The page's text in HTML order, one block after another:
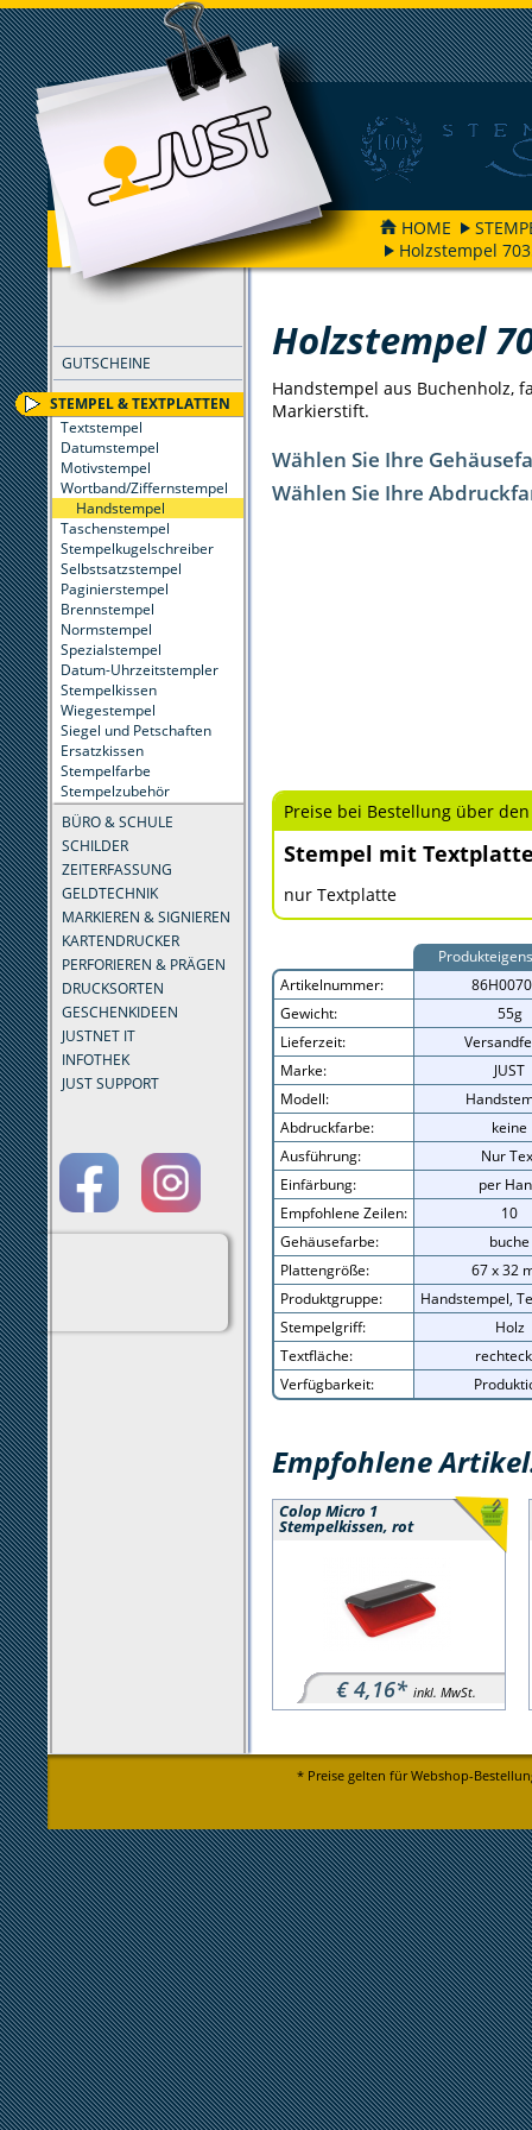
HOME
Holzstempel
GUTSCHEINE
STEMPEL & TEXTPLATTEN
Textstempel
Datumstempel
Motivstempel
Wortband/Ziffernstempel
Handstempel
Taschenstempel
Stempelkugelschreiber
Selbstsatzstempel
Paginierstempel
Brennstempel
Normstempel
Spezialstempel
Datum-Uhrzeitstempler
Stempelkissen
Wiegestempel
Siegel und Petschaften
Ersatzkissen
Stempelfarbe
Stempelzubehör
BÜRO & SCHULE
SCHILDER
ZEITERFASSUNG
GELDTECHNIK
MARKIEREN & SIGNIEREN
KARTENDRUCKER
PERFORIEREN & PRÄGEN
DRUCKSORTEN
GESCHENKIDEEN
JUSTNET IT
INFOTHEK
JUST SUPPORT
FILTER
Holzstempel
Handstempel aus Buchenholz,
Markierstift.
Wählen Sie Ihre
Wählen Sie Ihre
Preise bei Bestellung über
Stempel mit
nur Textplatte
Artikelnummer:
Gewicht:
55g
Lieferzeit:
Marke:
JUST
Modell:
Abdruckfarbe:
keine
Ausführung:
Nur
Einfärbung:
per
Empfohlene Zeilen:
10
Gehäusefarbe:
buche
Plattengröße:
67 x 32
Produktgruppe:
Handstempel,
Stempelgriff:
Holz
Textfläche:
Verfügbarkeit:
Empfohlene
Colop Micro 1
Stempelkissen, rot
€ 4,16* inkl. MwSt.
* Preise gelten für Webshop-